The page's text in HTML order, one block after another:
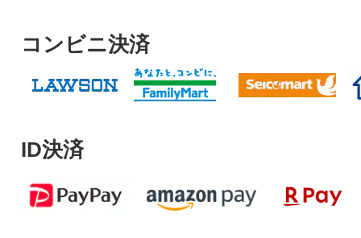
コンビニ決済
ID決済